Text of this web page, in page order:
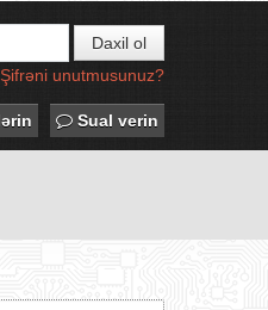
Daxil ol
Şifrəni unutmusunuz?
Sual verin